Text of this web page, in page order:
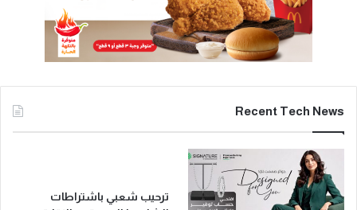
Recent Tech News
ترحيب شعبي باشتراطات